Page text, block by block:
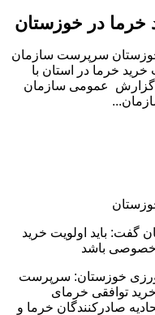
در خوزستان
سرپرست سازمان
خرما در استان با
گزارش عمومی سازمان
باید اولویت خرید
خصوصی باشد
خوزستان: سرپرست
توافقی خرمای
صادرکنندگان خرما و